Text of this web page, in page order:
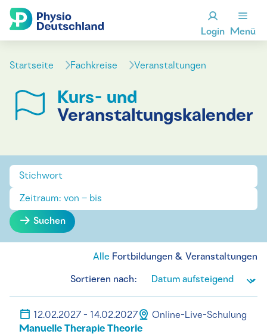
Login Menü
Startseite Fachkreise Veranstaltungen
Kurs- und
Veranstaltungskalender
Suchen
Alle Fortbildungen & Veranstaltungen
Sortieren nach:
12.02.2027 - 14.02.2027 Online-Live-Schulung
Manuelle Therapie Theorie